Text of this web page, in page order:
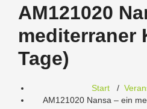
AM121020
mediterraner
Tage)
Start/
AM121020 Nansa – ein